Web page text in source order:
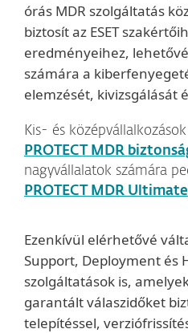
órás MDR szolgáltatás
biztosít az ESET
eredményeihez,
számára a
elemzését, kivizsgálását
Kis- és
PROTECT MDR
nagyvállalatok számára
PROTECT MDR Ultimate
Ezenkívül elérhetővé
Support, Deployment és
szolgáltatások is,
garantált válaszidőket
telepítéssel,